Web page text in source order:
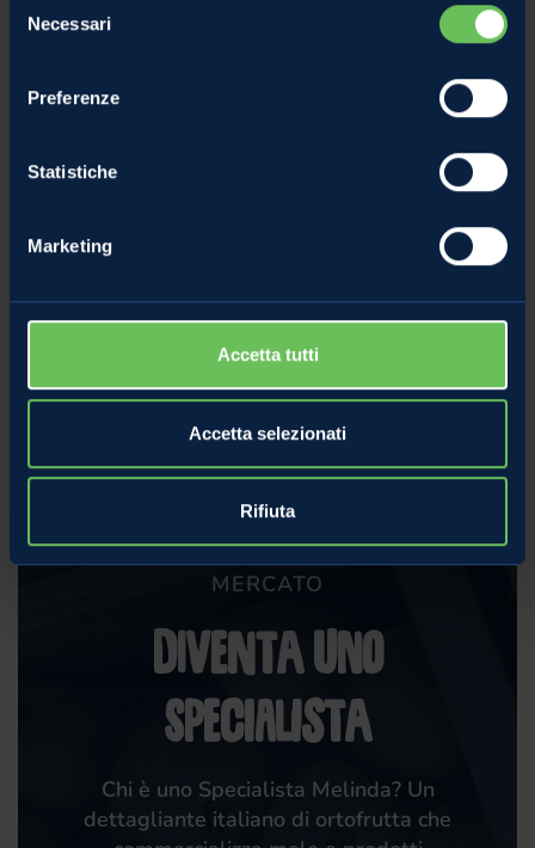
delNecessari
Preferenze
Statistiche
Marketing
Accetta tutti
Accetta selezionati
Rifiuta
MERCATO
Diventa uno
specialista
Chi è uno Specialista Melinda? Un
dettagliante italiano di ortofrutta che